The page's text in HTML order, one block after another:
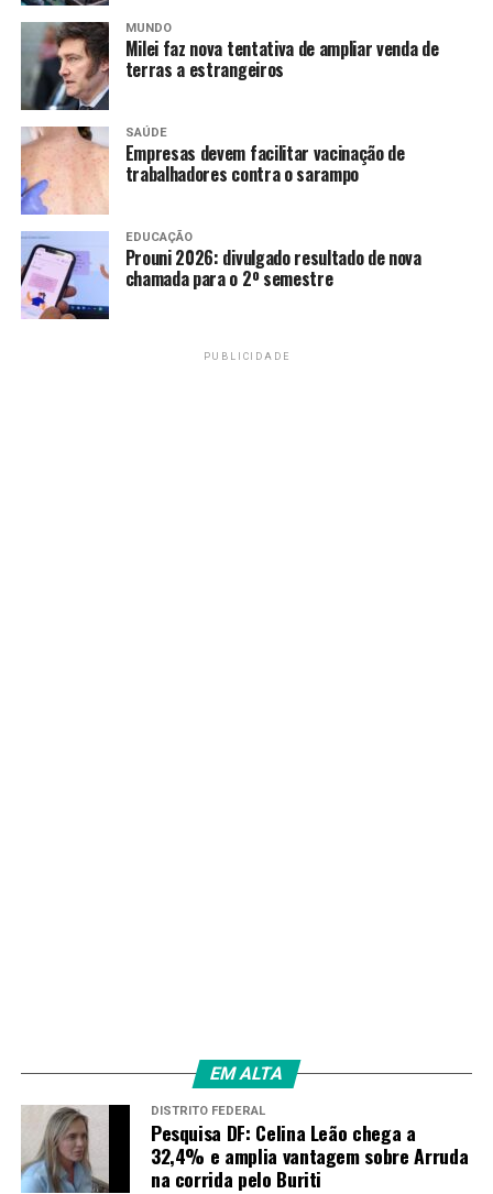
MUNDO
Milei faz nova tentativa de ampliar venda de
terras a estrangeiros
SAÚDE
Empresas devem facilitar vacinação de
trabalhadores contra o sarampo
EDUCAÇÃO
Prouni 2026: divulgado resultado de nova
chamada para o 2º semestre
PUBLICIDADE
EM ALTA
DISTRITO FEDERAL
Pesquisa DF: Celina Leão chega a
32,4% e amplia vantagem sobre Arruda
na corrida pelo Buriti